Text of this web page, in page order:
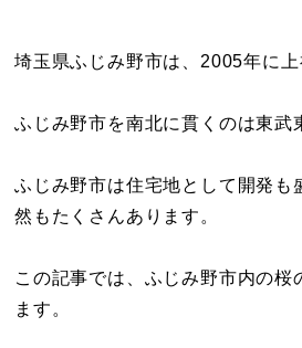
埼玉県ふじみ野市は、2005年に
ふじみ野市を南北に貫くのは東武
ふじみ野市は住宅地として開発も
然もたくさんあります。
この記事では、ふじみ野市内の
ます。